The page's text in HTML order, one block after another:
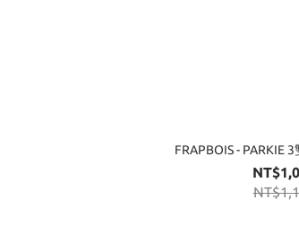
FRAPBOIS - PARKIE